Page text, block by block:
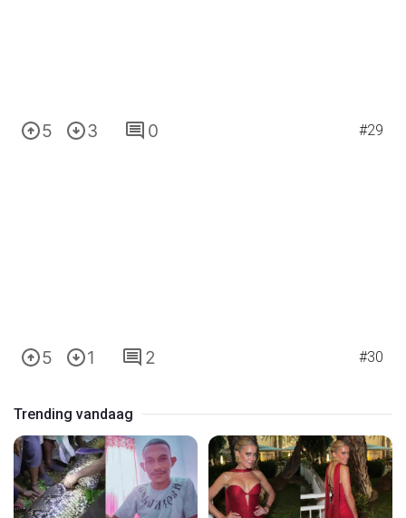
5 3 0 #29
5 1 2 #30
Trending vandaag